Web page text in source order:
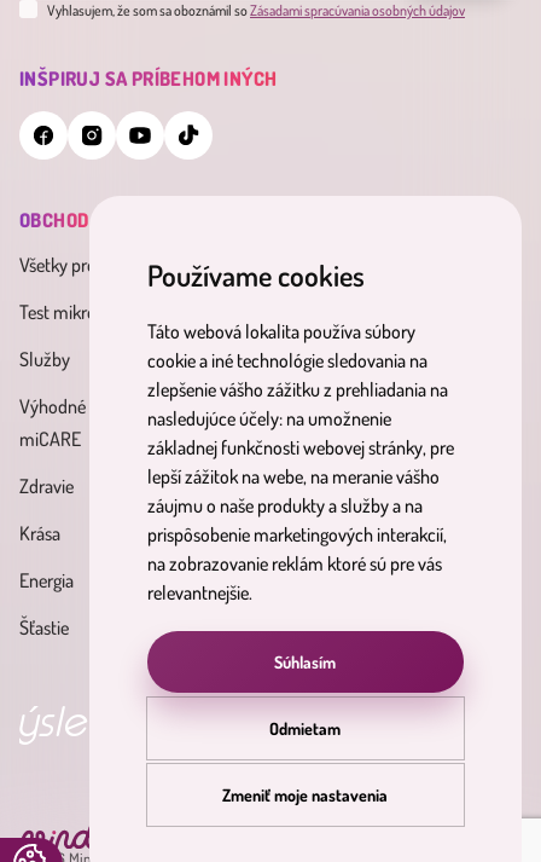
Používame cookies
Táto webová lokalita používa súbory
cookie a iné technológie sledovania na
zlepšenie vášho zážitku z prehliadania na
nasledujúce účely: na umožnenie
základnej funkčnosti webovej stránky, pre
lepší zážitok na webe, na meranie vášho
záujmu o naše produkty a služby a na
prispôsobenie marketingových interakcií,
na zobrazovanie reklám ktoré sú pre vás
relevantnejšie.
Súhlasím
Odmietam
Zmeniť moje nastavenia
Vyhlasujem, že som sa oboznámil soZásadami spracúvania osobných údajov
INŠPIRUJ SA PRÍBEHOM INÝCH
OBCHOD
Všetky produkty
Test mikrobiómu
Služby
Výhodné balíky
miCARE
Zdravie
Krása
Energia
Šťastie
Všeobecné obchodné
Zásady spracúvania osobných
údajov
Reklamačný poriadok
Poučenie o právach
dotknutých osôb
Formulár na odstúpenie od
zmluvy
Účinné látky
Partnerský
program
objav svoju nirvánu
© 2026 Minderama. Všetky práva vyhradené.